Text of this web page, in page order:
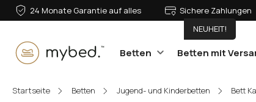
24 Monate Garantie auf alles Sichere Zahlungen
Betten Betten mit
Startseite Betten Jugend- und Kinderbetten Bett
NEUHEIT!